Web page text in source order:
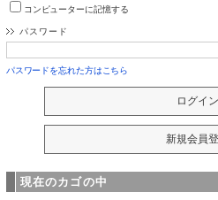
コンピューターに記憶する
パスワード
パスワードを忘れた方はこちら
現在のカゴの中